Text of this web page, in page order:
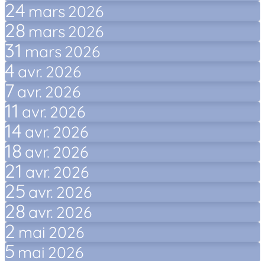
24 mars2026
28 mars2026
31 mars2026
4 avr. 2026
7avr. 2026
11 avr. 2026
14 avr. 2026
18 avr. 2026
21 avr. 2026
25 avr. 2026
28 avr. 2026
2 mai 2026
5 mai 2026